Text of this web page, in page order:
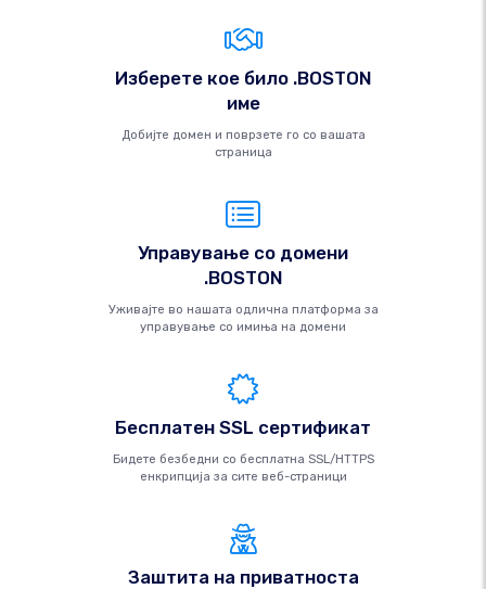
Изберете кое било .BOSTON
име
Добијте домен и поврзете го со вашата
страница
Управување со домени
.BOSTON
Уживајте во нашата одлична платформа за
управување со имиња на домени
Бесплатен SSL сертификат
Бидете безбедни со бесплатна SSL/HTTPS
енкрипција за сите веб-страници
Заштита на приватноста